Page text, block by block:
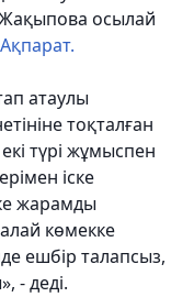
осылай
атаулы
тоқталған
түрі жұмыспен
іске
жарамды
көмекке
ешбір талапсыз,
- деді.